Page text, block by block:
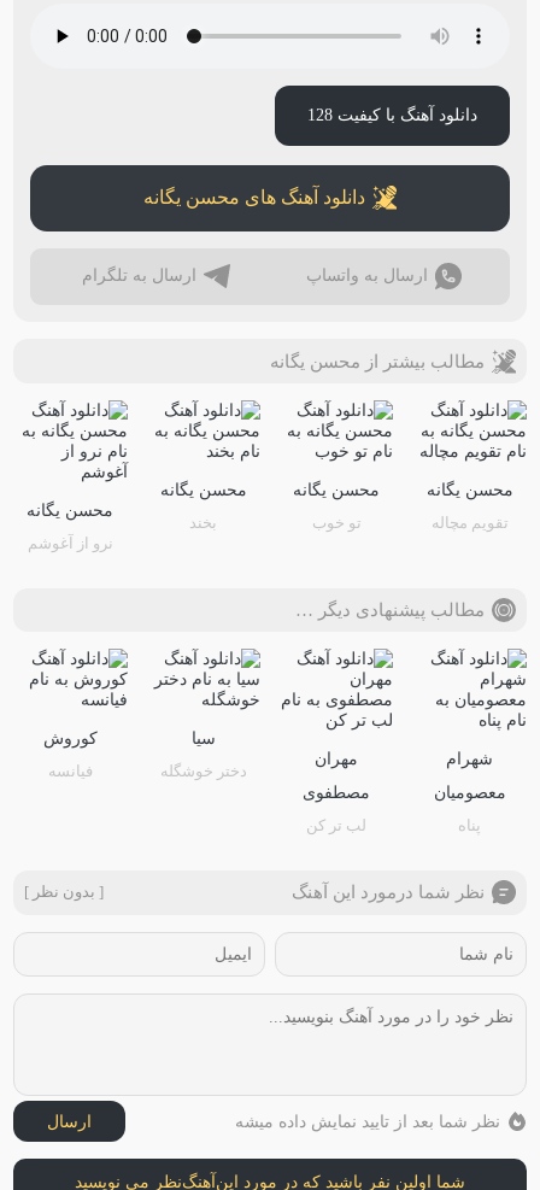
دانلود آهنگ با کیفیت 128
دانلود آهنگ های محسن یگانه
ارسال به واتساپ ارسال به تلگرام
مطالب بیشتر از محسن یگانه
محسن یگانه
تقویم مچاله
محسن یگانه
تو خوب
محسن یگانه
بخند
محسن یگانه
نرو از آغوشم
مطالب پیشنهادی دیگر …
شهرام
معصومیان
پناه
مهران
مصطفوی
لب تر کن
سیا
دختر خوشگله
کوروش
فیانسه
نظر شما درمورد این آهنگ [ بدون نظر ]
نظر شما بعد از تایید نمایش داده میشه ارسال
شما اولین نفر باشید که در مورد این آهنگنظر می نویسید